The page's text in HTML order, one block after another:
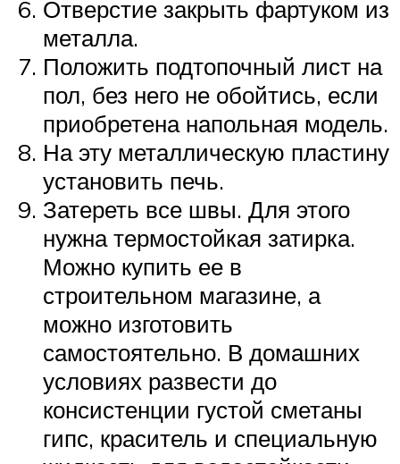
Отверстие закрыть фартуком из
металла.
Положить подтопочный лист на
пол, без него не обойтись, если
приобретена напольная модель.
На эту металлическую пластину
установить печь.
Затереть все швы. Для этого
нужна термостойкая затирка.
Можно купить ее в
строительном магазине, а
можно изготовить
самостоятельно. В домашних
условиях развести до
консистенции густой сметаны
гипс, краситель и специальную